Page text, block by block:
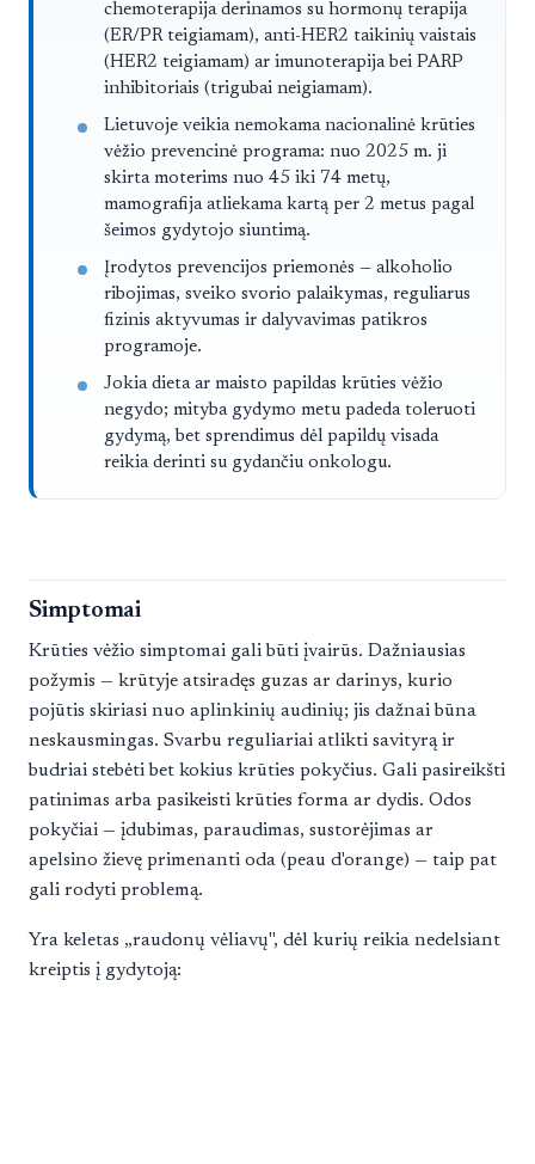
chemoterapija derinamos su hormonų terapija
(ER/PR teigiamam), anti-HER2 taikinių vaistais
(HER2 teigiamam) ar imunoterapija bei PARP
inhibitoriais (trigubai neigiamam).
Lietuvoje veikia nemokama nacionalinė krūties
vėžio prevencinė programa: nuo 2025 m. ji
skirta moterims nuo 45 iki 74 metų,
mamografija atliekama kartą per 2 metus pagal
šeimos gydytojo siuntimą.
Įrodytos prevencijos priemonės — alkoholio
ribojimas, sveiko svorio palaikymas, reguliarus
fizinis aktyvumas ir dalyvavimas patikros
programoje.
Jokia dieta ar maisto papildas krūties vėžio
negydo; mityba gydymo metu padeda toleruoti
gydymą, bet sprendimus dėl papildų visada
reikia derinti su gydančiu onkologu.
Simptomai
Krūties vėžio simptomai gali būti įvairūs. Dažniausias
požymis — krūtyje atsiradęs guzas ar darinys, kurio
pojūtis skiriasi nuo aplinkinių audinių; jis dažnai būna
neskausmingas. Svarbu reguliariai atlikti savityrą ir
budriai stebėti bet kokius krūties pokyčius. Gali pasireikšti
patinimas arba pasikeisti krūties forma ar dydis. Odos
pokyčiai — įdubimas, paraudimas, sustorėjimas ar
apelsino žievę primenanti oda (peau d'orange) — taip pat
gali rodyti problemą.
Yra keletas „raudonų vėliavų", dėl kurių reikia nedelsiant
kreiptis į gydytoją: